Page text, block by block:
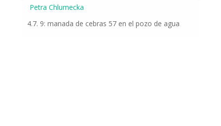
Petra Chlumecka
4.7. 9: manada de cebras 57 en el pozo de agua